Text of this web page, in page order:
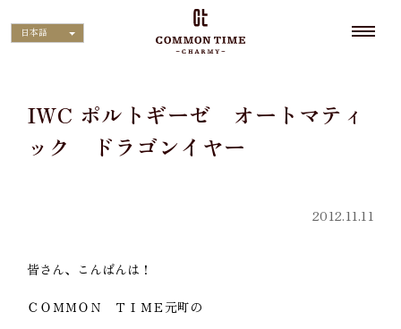
日本語
IWC ポルトギーゼ オートマティ
ック ドラゴンイヤー
2012.11.11
皆さん、こんばんは！
ＣＯＭＭＯＮ ＴＩＭＥ元町の